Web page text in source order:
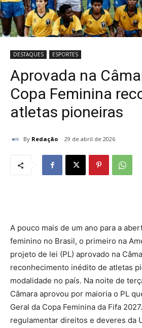
DESTAQUES ESPORTES
Aprovada na
Copa Feminina
atletas pioneiras
By Redação 29 de abril de 2026
A pouco mais de um ano para a
feminino no Brasil, o primeiro na
projeto de lei (PL) aprovado na
reconhecimento inédito de atletas
modalidade no país. Na noite de
Câmara aprovou por maioria o PL
Geral da Copa Feminina da Fifa
regulamentar direitos e deveres da